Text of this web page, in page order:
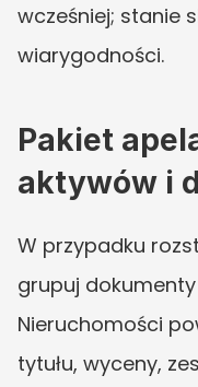
wcześniej; stanie
wiarygodności.
Pakiet
aktywów i
W przypadku
grupuj
Nieruchomości
tytułu, wyceny,